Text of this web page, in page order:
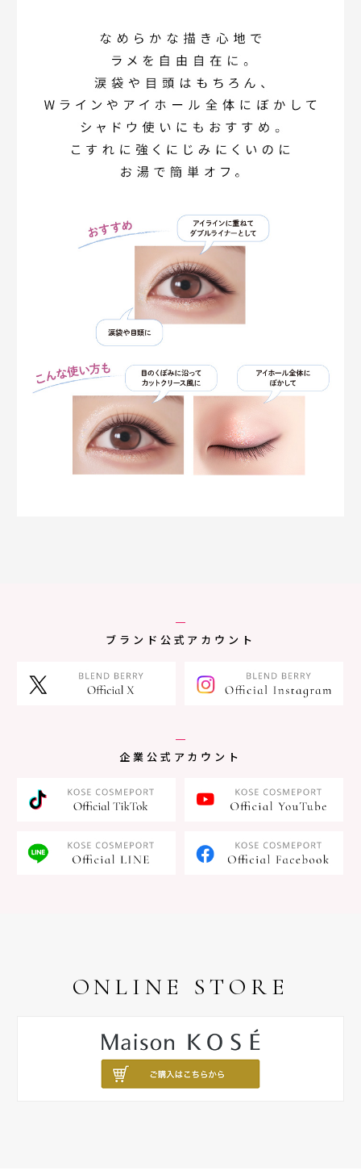
ブランド公式アカウント
企業公式アカウント
ONLINE STORE